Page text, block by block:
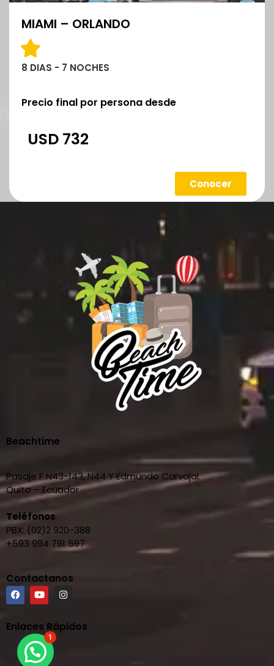
MIAMI – ORLANDO
8 DIAS - 7 NOCHES
Precio final por persona desde
USD 732
Conocer
Beachtime
Pasaje F N43-143, N44 Y Edmundo Carvajal.
Quito – Ecuador
Teléfonos
PBX: (02)2 920-388
+593 994 791 597
Contactanos
Enlaces Rápidos
1